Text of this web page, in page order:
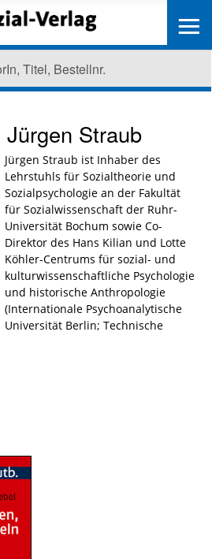
Jürgen Straub
Jürgen Straub ist Inhaber des
Lehrstuhls für Sozialtheorie und
Sozialpsychologie an der Fakultät
für Sozialwissenschaft der Ruhr-
Universität Bochum sowie Co-
Direktor des Hans Kilian und Lotte
Köhler-Centrums für sozial- und
kulturwissenschaftliche Psychologie
und historische Anthropologie
(Internationale Psychoanalytische
Universität Berlin; Technische
≡